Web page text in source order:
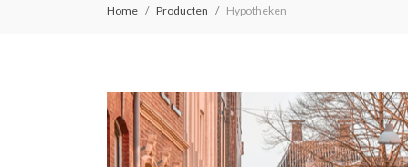
Home Producten Hypotheken